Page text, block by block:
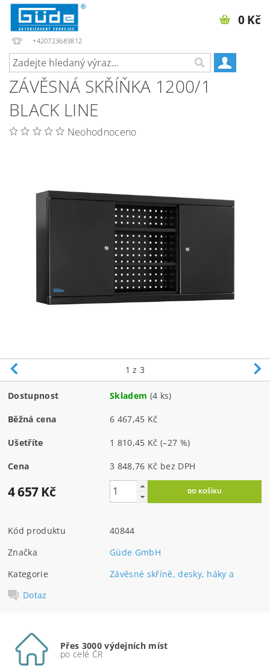
+420723683812
0 Kč
ZÁVĚSNÁ SKŘÍŇKA 1200/1
BLACK LINE
Neohodnoceno
1 z 3
Dostupnost Skladem (4 ks)
Běžná cena 6 467,45 Kč
Ušetříte 1 810,45 Kč (–27 %)
Cena 3 848,76 Kč bez DPH
4 657 Kč
Kód produktu
40844
Značka
Güde GmbH
Kategorie
Závěsné skříně, desky, háky a
Dotaz
Přes 3000 výdejních míst
po celé ČR